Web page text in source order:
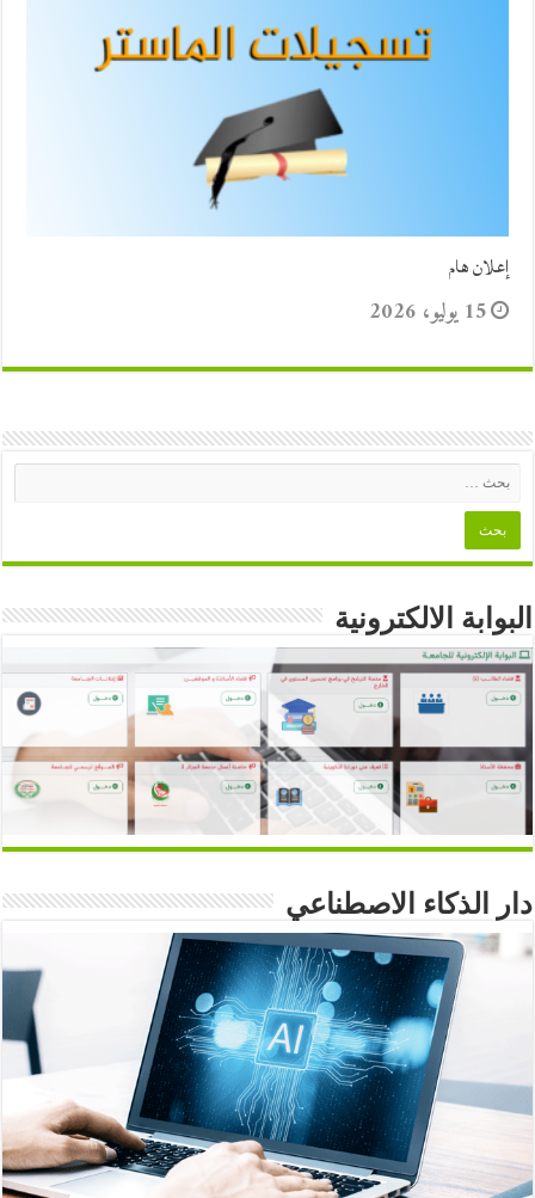
إعلان هام
15 يوليو، 2026
البوابة الالكترونية
دار الذكاء الاصطناعي